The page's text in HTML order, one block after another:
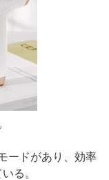
ードがあり、効率
る。